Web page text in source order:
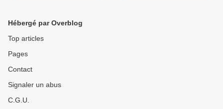
Hébergé par Overblog
Top articles
Pages
Contact
Signaler un abus
C.G.U.